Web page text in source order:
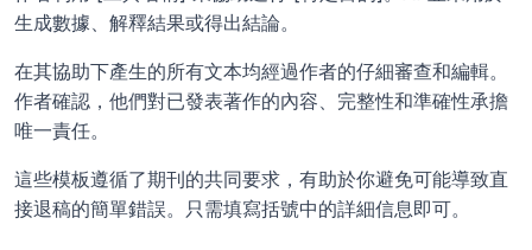
生成數據、解釋結果或得出結論。
在其協助下產生的所有文本均經過作者的仔細審查和編輯。
作者確認，他們對已發表著作的內容、完整性和準確性承擔
唯一責任。
這些模板遵循了期刊的共同要求，有助於你避免可能導致直
接退稿的簡單錯誤。只需填寫括號中的詳細信息即可。